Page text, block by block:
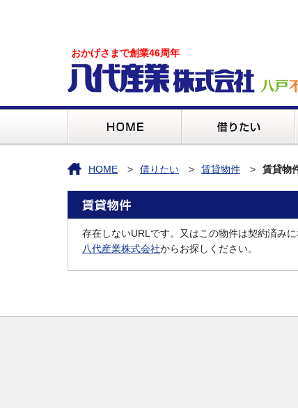
おかげさまで創業46周年
HOME 借りたい 賃貸物件 賃貸物
存在しないURLです。又はこの物件は契約済みに
八代産業株式会社からお探しください。